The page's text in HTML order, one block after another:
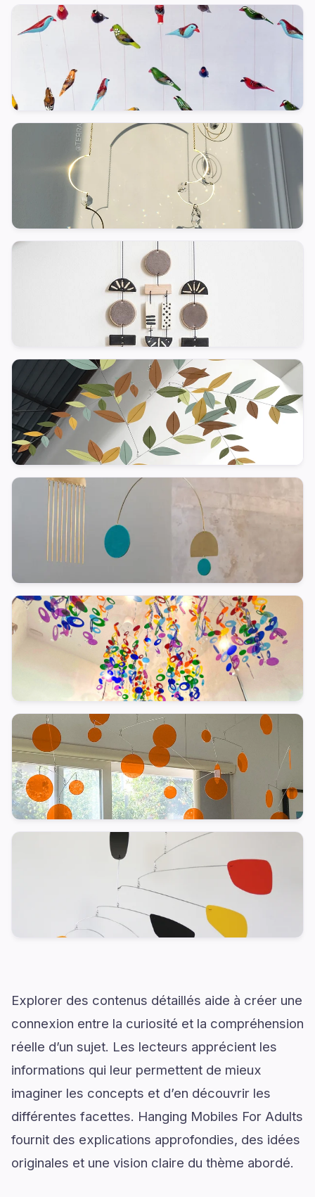
Explorer des contenus détaillés aide à créer une
connexion entre la curiosité et la compréhension
réelle d’un sujet. Les lecteurs apprécient les
informations qui leur permettent de mieux
imaginer les concepts et d’en découvrir les
différentes facettes. Hanging Mobiles For Adults
fournit des explications approfondies, des idées
originales et une vision claire du thème abordé.